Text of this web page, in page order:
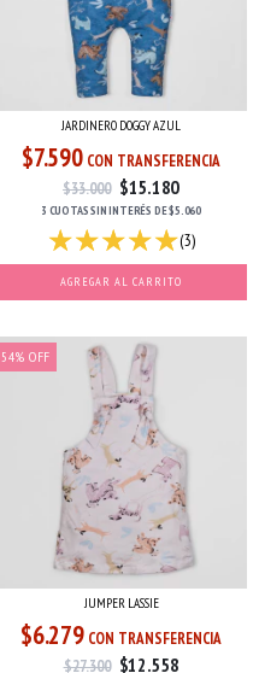
JARDINERO DOGGY AZUL
$7.590 CON TRANSFERENCIA
$33.000 $15.180
3 CUOTASSIN INTERÉS DE$5.060
(3)
AGREGAR AL CARRITO
54% OFF
JUMPER LASSIE
$6.279 CON TRANSFERENCIA
$27.300 $12.558